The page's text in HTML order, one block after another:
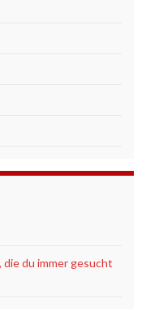
du immer gesucht